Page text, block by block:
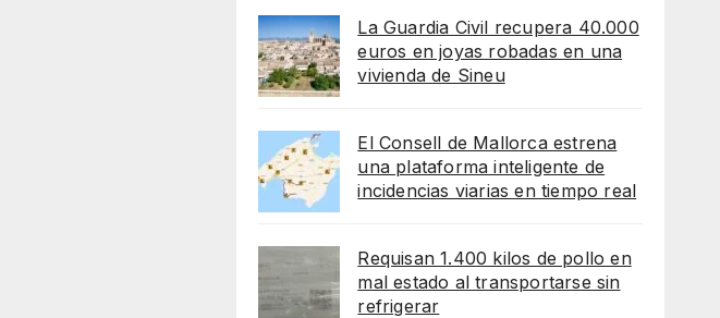
La Guardia Civil recupera 40.000
euros en joyas robadas en una
vivienda de Sineu
El Consell de Mallorca estrena
una plataforma inteligente de
incidencias viarias en tiempo real
Requisan 1.400 kilos de pollo en
mal estado al transportarse sin
refrigerar